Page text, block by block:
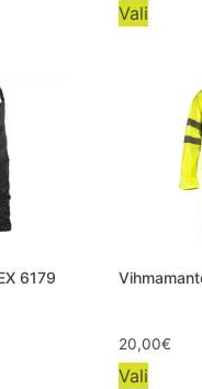
Vali
6179
20,00€
Vali